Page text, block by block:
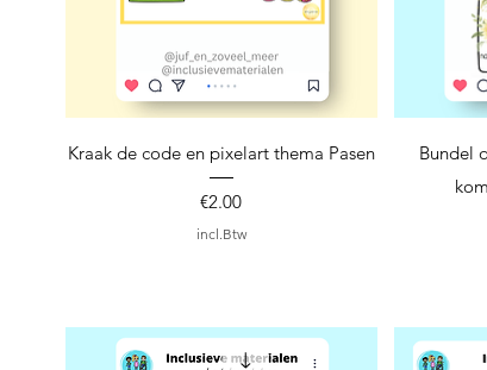
Snel overzicht
Kraak de code en pixelart thema Pasen
Prijs
€2.00
incl.Btw
Bundel